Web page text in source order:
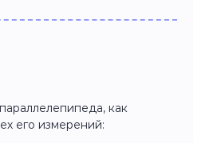
как
его измерений: